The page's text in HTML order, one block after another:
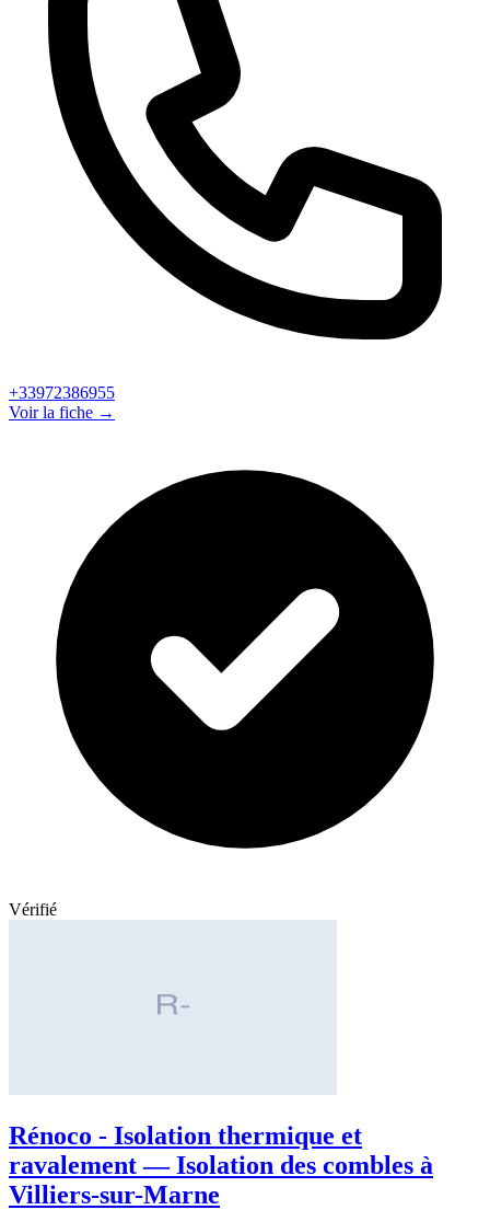
+33972386955
Voir la fiche →
Vérifié
Rénoco - Isolation thermique et
ravalement — Isolation des combles à
Villiers-sur-Marne